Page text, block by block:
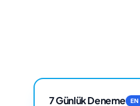
7 Günlük Deneme EN